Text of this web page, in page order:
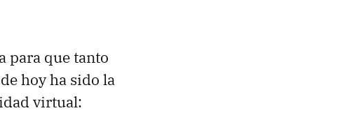
para que tanto
hoy ha sido la
virtual: